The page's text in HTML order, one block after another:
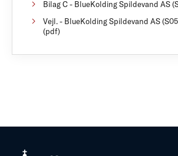
Bilag C - BlueKolding Spildevand AS
Vejl. - BlueKolding Spildevand AS
(pdf)